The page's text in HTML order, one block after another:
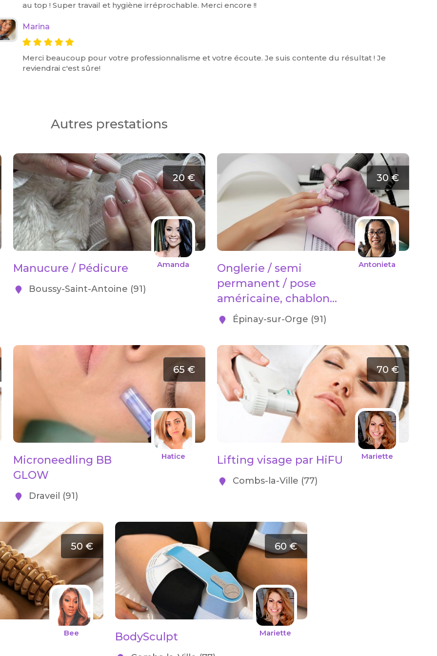
au top ! Super travail et hygiène irréprochable. Merci encore !!
Marina
Merci beaucoup pour votre professionnalisme et votre écoute. Je suis contente du résultat ! Je
reviendrai c'est sûre!
Autres prestations
20 €
Amanda
Manucure / Pédicure
Boussy-Saint-Antoine (91)
30 €
Antonieta
Onglerie / semi
permanent / pose
américaine, chablon...
Épinay-sur-Orge (91)
65 €
Hatice
Microneedling BB
GLOW
Draveil (91)
70 €
Mariette
Lifting visage par HiFU
Combs-la-Ville (77)
50 €
Bee
60 €
Mariette
BodySculpt